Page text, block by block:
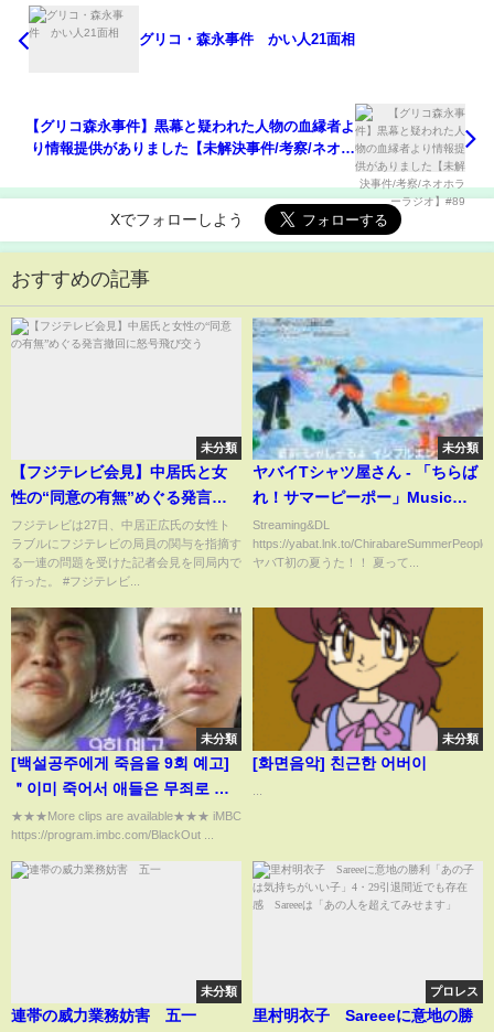
グリコ・森永事件 かい人21面相
【グリコ森永事件】黒幕と疑われた人物の血縁者よ
り情報提供がありました【未解決事件/考察/ネオホ
Xでフォローしよう
おすすめの記事
未分類
【フジテレビ会見】中居氏と女
性の“同意の有無”めぐる発言撤
回に怒号飛び交う
フジテレビは27日、中居正広氏の女性ト
ラブルにフジテレビの局員の関与を指摘す
る一連の問題を受けた記者会見を同局内で
行った。 #フジテレビ...
未分類
ヤバイTシャツ屋さん - 「ちらば
れ！サマーピーポー」Music
Video
Streaming&DL
https://yabat.lnk.to/ChirabareSummerPeople
ヤバT初の夏うた！！ 夏って...
未分類
[백설공주에게 죽음을 9회 예고]
＂이미 죽어서 애들은 무죄로 나
올 수 있다잖아＂, MBC 240913
방송
★★★More clips are available★★★ iMBC
https://program.imbc.com/BlackOut ...
未分類
[화면음악] 친근한 어버이
未分類
連帯の威力業務妨害 五一
プロレス
里村明衣子 Sareeeに意地の勝